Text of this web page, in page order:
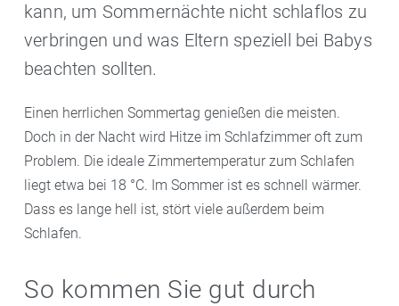
kann, um Sommernächte nicht schlaflos zu
verbringen und was Eltern speziell bei Babys
beachten sollten.
Einen herrlichen Sommertag genießen die meisten.
Doch in der Nacht wird Hitze im Schlafzimmer oft zum
Problem. Die ideale Zimmertemperatur zum Schlafen
liegt etwa bei 18 °C. Im Sommer ist es schnell wärmer.
Dass es lange hell ist, stört viele außerdem beim
Schlafen.
So kommen Sie gut durch